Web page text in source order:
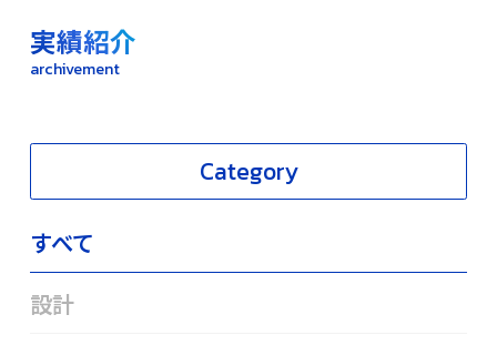
実績紹介
archivement
Category
すべて
設計